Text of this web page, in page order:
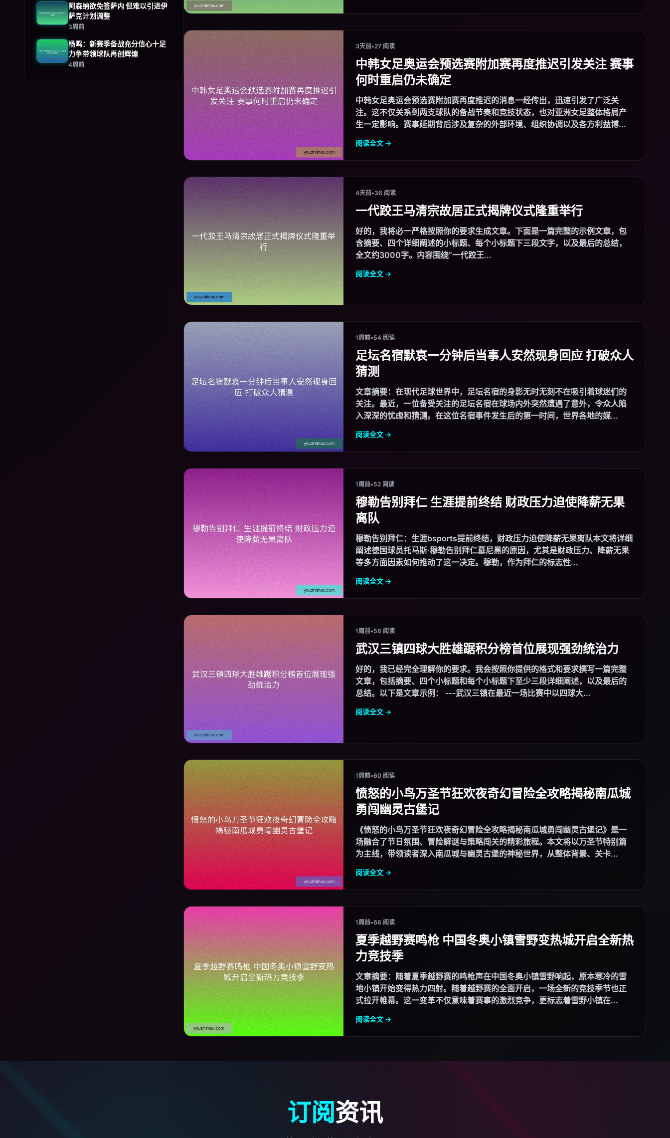
阿森纳欲免签萨内 但难以引进伊
萨克计划调整
3周前
杨鸣：新赛季备战充分信心十足
力争带领球队再创辉煌
4周前
3天前•27 阅读
中韩女足奥运会预选赛附加赛再度推迟引发关注 赛事
何时重启仍未确定
中韩女足奥运会预选赛附加赛再度推迟的消息一经传出，迅速引发了广泛关
注。这不仅关系到两支球队的备战节奏和竞技状态，也对亚洲女足整体格局产
生一定影响。赛事延期背后涉及复杂的外部环境、组织协调以及各方利益博...
阅读全文 →
4天前•36 阅读
一代跤王马清宗故居正式揭牌仪式隆重举行
好的，我将必一严格按照你的要求生成文章。下面是一篇完整的示例文章，包
含摘要、四个详细阐述的小标题、每个小标题下三段文字，以及最后的总结，
全文约3000字。内容围绕“一代跤王...
阅读全文 →
1周前•54 阅读
足坛名宿默哀一分钟后当事人安然现身回应 打破众人
猜测
文章摘要：在现代足球世界中，足坛名宿的身影无时无刻不在吸引着球迷们的
关注。最近，一位备受关注的足坛名宿在球场内外突然遭遇了意外，令众人陷
入深深的忧虑和猜测。在这位名宿事件发生后的第一时间，世界各地的媒...
阅读全文 →
1周前•52 阅读
穆勒告别拜仁 生涯提前终结 财政压力迫使降薪无果
离队
穆勒告别拜仁：生涯bsports提前终结，财政压力迫使降薪无果离队本文将详细
阐述德国球员托马斯·穆勒告别拜仁慕尼黑的原因，尤其是财政压力、降薪无果
等多方面因素如何推动了这一决定。穆勒，作为拜仁的标志性...
阅读全文 →
1周前•56 阅读
武汉三镇四球大胜雄踞积分榜首位展现强劲统治力
好的，我已经完全理解你的要求。我会按照你提供的格式和要求撰写一篇完整
文章，包括摘要、四个小标题和每个小标题下至少三段详细阐述，以及最后的
总结。以下是文章示例： ---武汉三镇在最近一场比赛中以四球大...
阅读全文 →
1周前•60 阅读
愤怒的小鸟万圣节狂欢夜奇幻冒险全攻略揭秘南瓜城
勇闯幽灵古堡记
《愤怒的小鸟万圣节狂欢夜奇幻冒险全攻略揭秘南瓜城勇闯幽灵古堡记》是一
场融合了节日氛围、冒险解谜与策略闯关的精彩旅程。本文将以万圣节特别篇
为主线，带领读者深入南瓜城与幽灵古堡的神秘世界，从整体背景、关卡...
阅读全文 →
1周前•66 阅读
夏季越野赛鸣枪 中国冬奥小镇雪野变热城开启全新热
力竞技季
文章摘要：随着夏季越野赛的鸣枪声在中国冬奥小镇雪野响起，原本寒冷的雪
地小镇开始变得热力四射。随着越野赛的全面开启，一场全新的竞技季节也正
式拉开帷幕。这一变革不仅意味着赛事的激烈竞争，更标志着雪野小镇在...
阅读全文 →
订阅资讯